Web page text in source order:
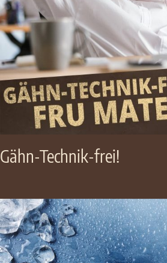
Gähn-Technik-frei!